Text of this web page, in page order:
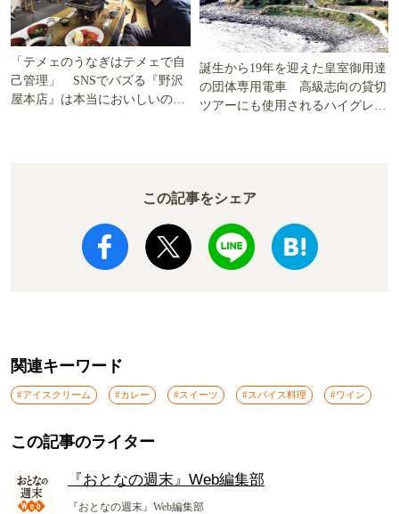
「テメェのうなぎはテメェで自
己管理」 SNSでバズる『野沢
屋本店』は本当においしいの
誕生から19年を迎えた皇室御用達
の団体専用電車 高級志向の貸切
ツアーにも使用されるハイグレー
この記事をシェア
関連キーワード
#アイスクリーム #カレー #スイーツ #スパイス料理 #ワイン
この記事のライター
『おとなの週末』Web編集部
『おとなの週末』Web編集部